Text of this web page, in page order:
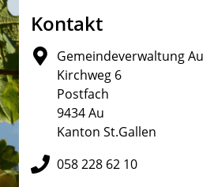
Fusszeile
Kontakt
Gemeindeverwaltung Au
Kirchweg 6
Postfach
9434 Au
Kanton St.Gallen
058 228 62 10